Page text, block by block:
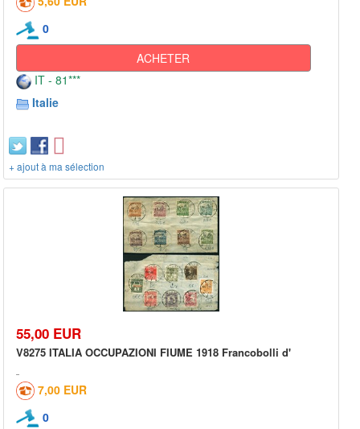
0
ACHETER
IT - 81***
Italie
+ ajout à ma sélection
55,00 EUR
V8275 ITALIA OCCUPAZIONI FIUME 1918 Francobolli d'
7,00 EUR
0